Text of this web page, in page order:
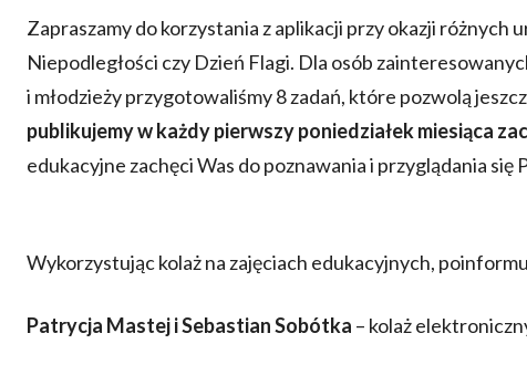
Zapraszamy do korzystania z aplikacji przy okazji różnych
Niepodległości czy Dzień Flagi. Dla osób
i młodzieży przygotowaliśmy 8 zadań, które pozwolą
publikujemy w każdy pierwszy poniedziałek miesiąca
edukacyjne zachęci Was do poznawania i przyglądania się
Wykorzystując kolaż na zajęciach edukacyjnych,
Patrycja Mastej i Sebastian Sobótka – kolaż